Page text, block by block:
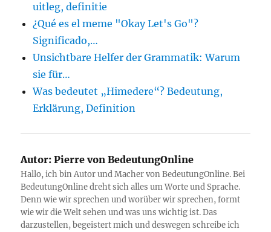
uitleg, definitie
¿Qué es el meme "Okay Let's Go"?
Significado,…
Unsichtbare Helfer der Grammatik: Warum
sie für…
Was bedeutet „Himedere“? Bedeutung,
Erklärung, Definition
Autor: Pierre von BedeutungOnline
Hallo, ich bin Autor und Macher von BedeutungOnline. Bei
BedeutungOnline dreht sich alles um Worte und Sprache.
Denn wie wir sprechen und worüber wir sprechen, formt
wie wir die Welt sehen und was uns wichtig ist. Das
darzustellen, begeistert mich und deswegen schreibe ich